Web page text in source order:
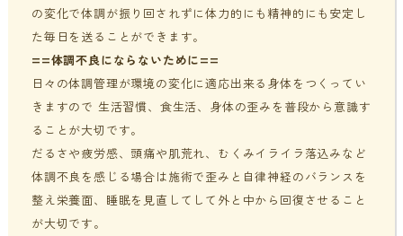
の変化で体調が振り回されずに体力的にも精神的にも安定し
た毎日を送ることができます。
==体調不良にならないために==
日々の体調管理が環境の変化に適応出来る身体をつくってい
きますので 生活習慣、食生活、身体の歪みを普段から意識す
ることが大切です。
だるさや疲労感、頭痛や肌荒れ、むくみイライラ落込みなど
体調不良を感じる場合は施術で歪みと自律神経のバランスを
整え栄養面、睡眠を見直してして外と中から回復させること
が大切です。